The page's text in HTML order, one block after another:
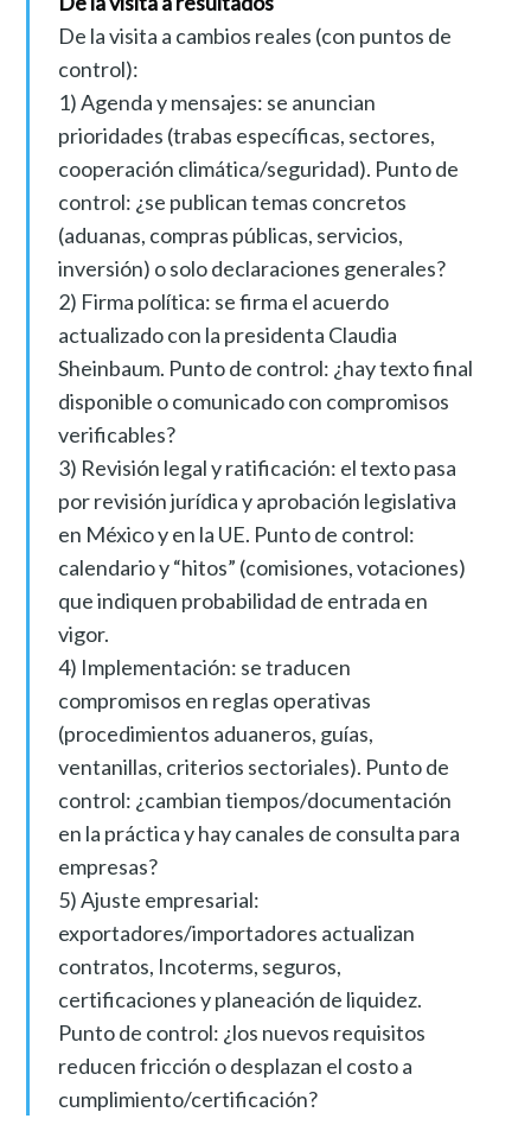
De la visita a cambios reales (con puntos de
control):
1) Agenda y mensajes: se anuncian
prioridades (trabas específicas, sectores,
cooperación climática/seguridad). Punto de
control: ¿se publican temas concretos
(aduanas, compras públicas, servicios,
inversión) o solo declaraciones generales?
2) Firma política: se firma el acuerdo
actualizado con la presidenta Claudia
Sheinbaum. Punto de control: ¿hay texto final
disponible o comunicado con compromisos
verificables?
3) Revisión legal y ratificación: el texto pasa
por revisión jurídica y aprobación legislativa
en México y en la UE. Punto de control:
calendario y “hitos” (comisiones, votaciones)
que indiquen probabilidad de entrada en
vigor.
4) Implementación: se traducen
compromisos en reglas operativas
(procedimientos aduaneros, guías,
ventanillas, criterios sectoriales). Punto de
control: ¿cambian tiempos/documentación
en la práctica y hay canales de consulta para
empresas?
5) Ajuste empresarial:
exportadores/importadores actualizan
contratos, Incoterms, seguros,
certificaciones y planeación de liquidez.
Punto de control: ¿los nuevos requisitos
reducen fricción o desplazan el costo a
cumplimiento/certificación?